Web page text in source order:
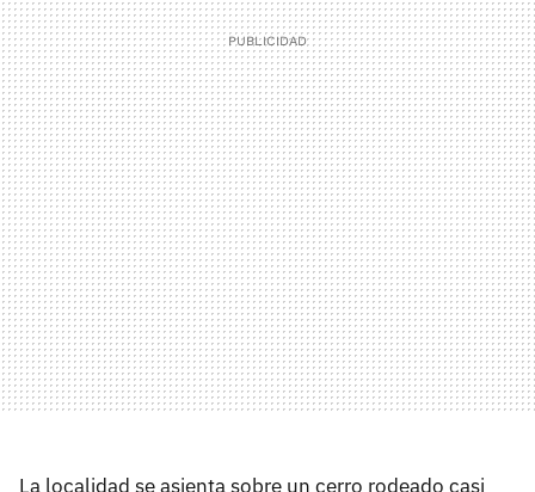
La localidad se asienta sobre un cerro rodeado casi